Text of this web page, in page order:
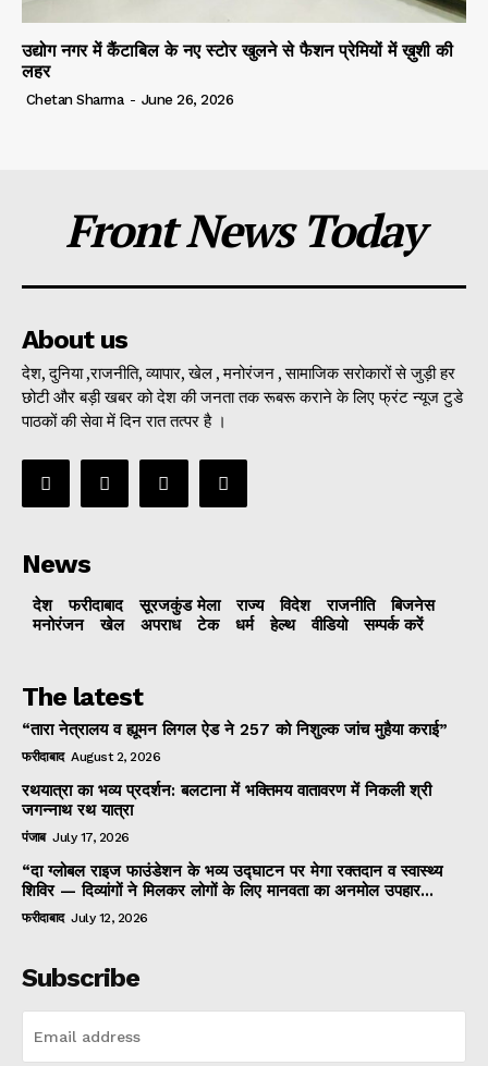
उद्योग नगर में कैंटाबिल के नए स्टोर खुलने से फैशन प्रेमियों में ख़ुशी की
लहर
Chetan Sharma - June 26, 2026
Front News Today
About us
देश, दुनिया ,राजनीति, व्यापार, खेल , मनोरंजन , सामाजिक सरोकारों से जुड़ी हर
छोटी और बड़ी खबर को देश की जनता तक रूबरू कराने के लिए फ्रंट न्यूज टुडे
पाठकों की सेवा में दिन रात तत्पर है ।
News
देश फरीदाबाद सूरजकुंड मेला राज्‍य विदेश राजनीति
बिजनेस
मनोरंजन
खेल अपराध टेक धर्म हेल्थ वीडियो सम्पर्क करें
The latest
“तारा नेत्रालय व ह्यूमन लिगल ऐड ने 257 को निशुल्क जांच मुहैया कराई”
फरीदाबाद August 2, 2026
रथयात्रा का भव्य प्रदर्शन: बलटाना में भक्तिमय वातावरण में निकली श्री
जगन्नाथ रथ यात्रा
पंजाब July 17, 2026
“दा ग्लोबल राइज फाउंडेशन के भव्य उद्घाटन पर मेगा रक्तदान व स्वास्थ्य
शिविर — दिव्यांगों ने मिलकर लोगों के लिए मानवता का अनमोल उपहार...
फरीदाबाद July 12, 2026
Subscribe